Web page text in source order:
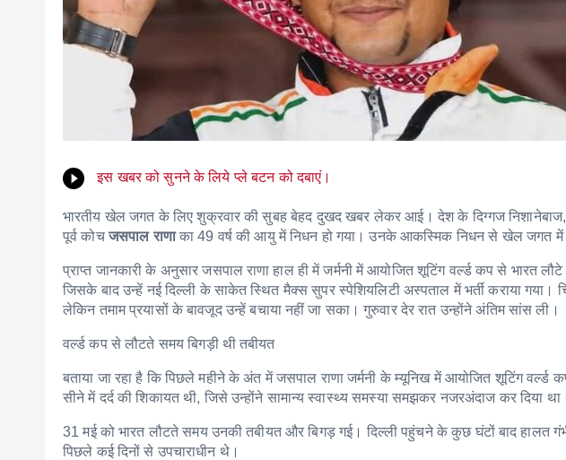
इस खबर को सुनने के लिये प्ले बटन को दबाएं।
भारतीय खेल जगत के लिए शुक्रवार की सुबह बेहद दुखद खबर लेकर आई। देश के दिग्गज निशानेबाज,
पूर्व कोचजसपाल राणाका 49 वर्ष की आयु में निधन हो गया। उनके आकस्मिक निधन से खेल जगत में
प्राप्त जानकारी के अनुसार जसपाल राणा हाल ही में जर्मनी में आयोजित शूटिंग वर्ल्ड कप से भारत
जिसके बाद उन्हें नई दिल्ली के साकेत स्थित मैक्स सुपर स्पेशियलिटी अस्पताल में भर्ती कराया गया।
लेकिन तमाम प्रयासों के बावजूद उन्हें बचाया नहीं जा सका। गुरुवार देर रात उन्होंने अंतिम सांस ली।
वर्ल्ड कप से लौटते समय बिगड़ी थी तबीयत
बताया जा रहा है कि पिछले महीने के अंत में जसपाल राणा जर्मनी के म्यूनिख में आयोजित शूटिंग वर्ल्ड
सीने में दर्द की शिकायत थी, जिसे उन्होंने सामान्य स्वास्थ्य समस्या समझकर नजरअंदाज कर दिया था।
31 मई को भारत लौटते समय उनकी तबीयत और बिगड़ गई। दिल्ली पहुंचने के कुछ घंटों बाद हालत
पिछले कई दिनों से उपचाराधीन थे।